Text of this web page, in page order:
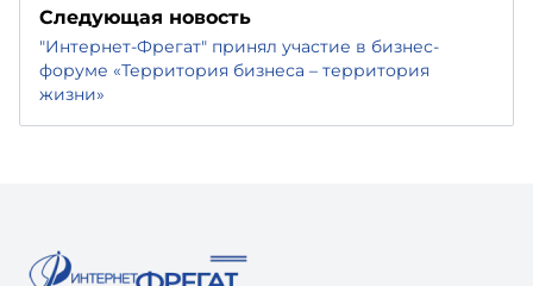
Следующая новость
"Интернет-Фрегат" принял участие в бизнес-
форуме «Территория бизнеса – территория
жизни»